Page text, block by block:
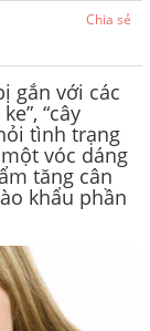
Chia sẻ
gắn với các
“cây
tình trạng
vóc dáng
tăng cân
khẩu phần